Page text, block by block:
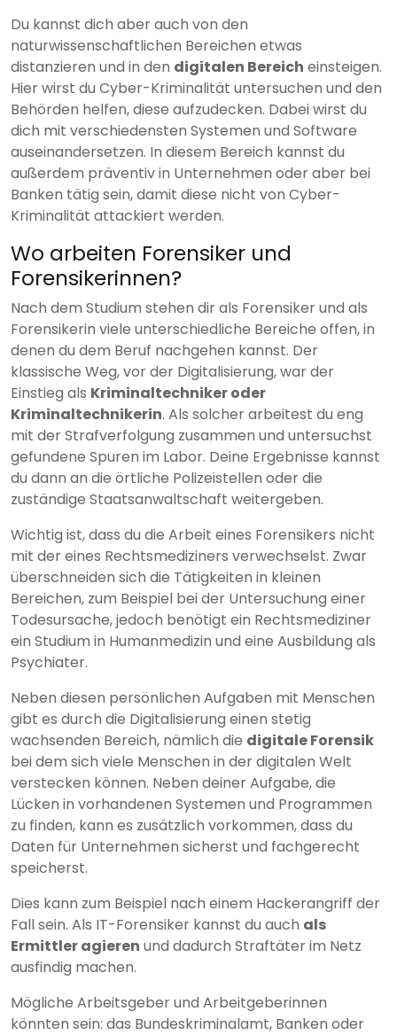
Du kannst dich aber auch von den
naturwissenschaftlichen Bereichen etwas
distanzieren und in den digitalen Bereich einsteigen.
Hier wirst du Cyber-Kriminalität untersuchen und den
Behörden helfen, diese aufzudecken. Dabei wirst du
dich mit verschiedensten Systemen und Software
auseinandersetzen. In diesem Bereich kannst du
außerdem präventiv in Unternehmen oder aber bei
Banken tätig sein, damit diese nicht von Cyber-
Kriminalität attackiert werden.
Wo arbeiten Forensiker und
Forensikerinnen?
Nach dem Studium stehen dir als Forensiker und als
Forensikerin viele unterschiedliche Bereiche offen, in
denen du dem Beruf nachgehen kannst. Der
klassische Weg, vor der Digitalisierung, war der
Einstieg als Kriminaltechniker oder
Kriminaltechnikerin. Als solcher arbeitest du eng
mit der Strafverfolgung zusammen und untersuchst
gefundene Spuren im Labor. Deine Ergebnisse kannst
du dann an die örtliche Polizeistellen oder die
zuständige Staatsanwaltschaft weitergeben.
Wichtig ist, dass du die Arbeit eines Forensikers nicht
mit der eines Rechtsmediziners verwechselst. Zwar
überschneiden sich die Tätigkeiten in kleinen
Bereichen, zum Beispiel bei der Untersuchung einer
Todesursache, jedoch benötigt ein Rechtsmediziner
ein Studium in Humanmedizin und eine Ausbildung als
Psychiater.
Neben diesen persönlichen Aufgaben mit Menschen
gibt es durch die Digitalisierung einen stetig
wachsenden Bereich, nämlich die digitale Forensik
bei dem sich viele Menschen in der digitalen Welt
verstecken können. Neben deiner Aufgabe, die
Lücken in vorhandenen Systemen und Programmen
zu finden, kann es zusätzlich vorkommen, dass du
Daten für Unternehmen sicherst und fachgerecht
speicherst.
Dies kann zum Beispiel nach einem Hackerangriff der
Fall sein. Als IT-Forensiker kannst du auch als
Ermittler agieren und dadurch Straftäter im Netz
ausfindig machen.
Mögliche Arbeitsgeber und Arbeitgeberinnen
könnten sein: das Bundeskriminalamt, Banken oder